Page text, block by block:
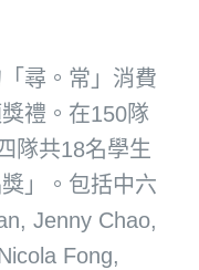
尋。常」消費
禮。在150隊
隊共18名學生
」。包括中六
Jenny Chao,
Fong,